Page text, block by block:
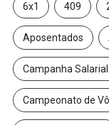
6x1 409
Aposentados
Campanha
Campeonato de